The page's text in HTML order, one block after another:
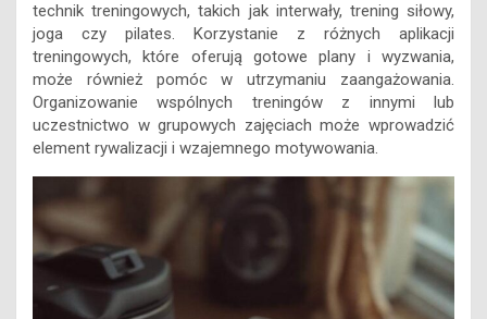
technik treningowych, takich jak interwały, trening siłowy,
joga czy pilates. Korzystanie z różnych aplikacji
treningowych, które oferują gotowe plany i wyzwania,
może również pomóc w utrzymaniu zaangażowania.
Organizowanie wspólnych treningów z innymi lub
uczestnictwo w grupowych zajęciach może wprowadzić
element rywalizacji i wzajemnego motywowania.